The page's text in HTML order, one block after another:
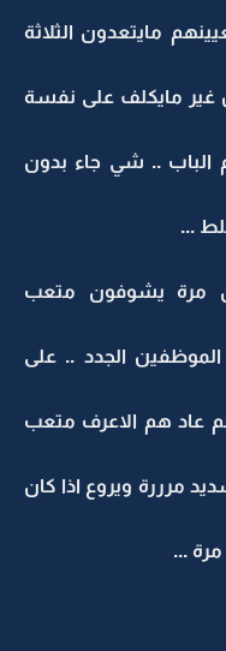
مايتعدون الثلاثة
غير مايكلف على نفسة
.. شي جاء بدون
...
مرة يشوفون متعب
الجدد .. على
عاد هم الاعرف متعب
مرررة ويروع اذا كان
...